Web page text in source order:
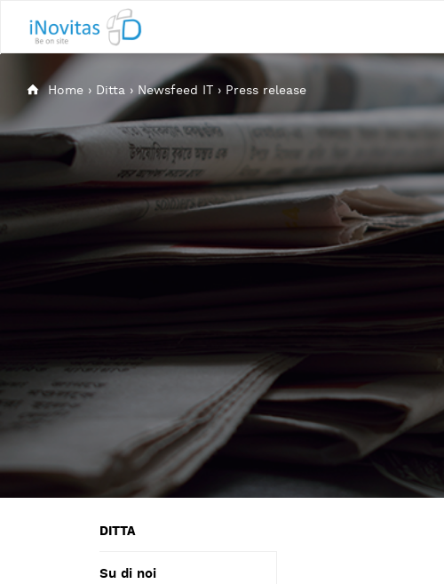
Home › Ditta › Newsfeed IT › Press release
DITTA
Su di noi